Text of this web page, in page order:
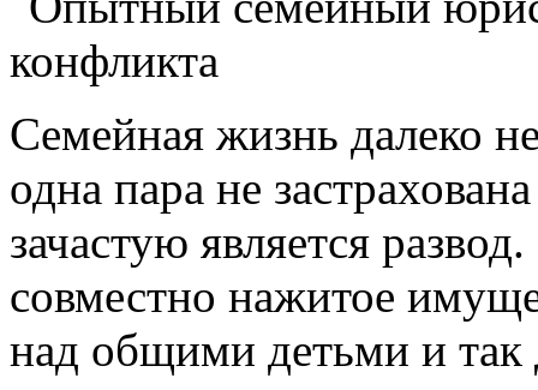
Семейная жизнь далеко
одна пара не
зачастую является
совместно нажитое
над общими детьми и так